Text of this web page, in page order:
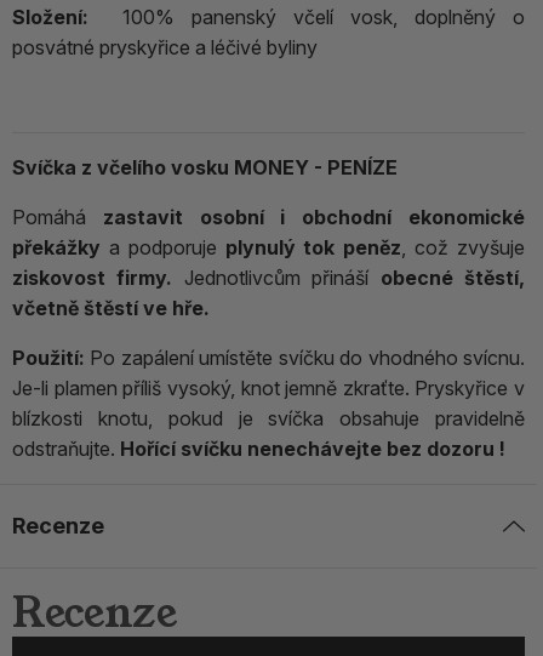
Složení: 100% panenský včelí vosk, doplněný o
posvátné pryskyřice a léčivé byliny
Svíčka z včelího vosku MONEY - PENÍZE
Pomáhá zastavit osobní i obchodní ekonomické
překážky a podporuje plynulý tok peněz, což zvyšuje
ziskovost firmy. Jednotlivcům přináší obecné štěstí,
včetně štěstí ve hře.
Použití: Po zapálení umístěte svíčku do vhodného svícnu.
Je-li plamen příliš vysoký, knot jemně zkraťte. Pryskyřice v
blízkosti knotu, pokud je svíčka obsahuje pravidelně
odstraňujte. Hořící svíčku nenechávejte bez dozoru !
Recenze
Recenze